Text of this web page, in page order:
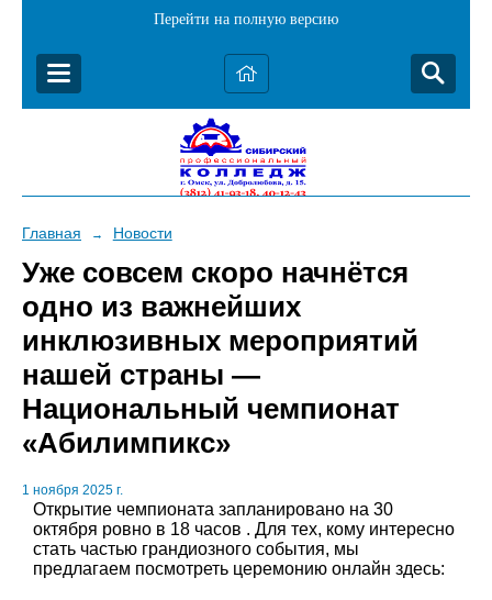
Перейти на полную версию
Главная → Новости
Уже совсем скоро начнётся
одно из важнейших
инклюзивных мероприятий
нашей страны —
Национальный чемпионат
«Абилимпикс»
1 ноября 2025 г.
Открытие чемпионата запланировано на 30
октября ровно в 18 часов . Для тех, кому интересно
стать частью грандиозного события, мы
предлагаем посмотреть церемонию онлайн здесь: